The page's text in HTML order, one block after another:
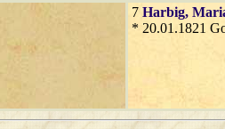
7 Harbig,
* 20.01.1821